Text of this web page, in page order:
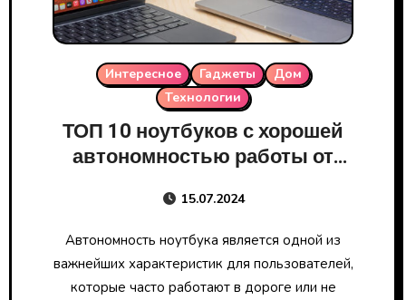
Интересное Гаджеты
Дом
Технологии
ТОП 10 ноутбуков с хорошей
автономностью работы от
15.07.2024
Автономность ноутбука является одной из
важнейших характеристик для пользователей,
которые часто работают в дороге или не